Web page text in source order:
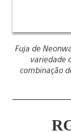
Fuja de
variedade
combinação